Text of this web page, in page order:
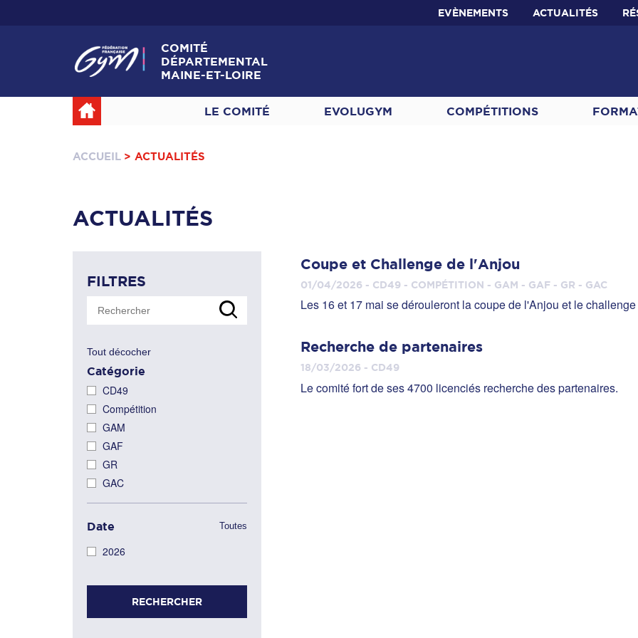
EVÈNEMENTS ACTUALITÉS
COMITÉ
DÉPARTEMENTAL
MAINE-ET-LOIRE
LE COMITÉ EVOLUGYM COMPÉTITIONS
ACCUEIL > ACTUALITÉS
ACTUALITÉS
FILTRES
Tout décocher
Catégorie
CD49
Compétition
GAM
GAF
GR
GAC
Date Toutes
2026
RECHERCHER
Coupe et Challenge de l'Anjou
01/04/2026 - CD49 - COMPÉTITION - GAM - GAF - GR - GAC
Les 16 et 17 mai se dérouleront la coupe de l'Anjou et le
Recherche de partenaires
18/03/2026 - CD49
Le comité fort de ses 4700 licenciés recherche des partenaires.